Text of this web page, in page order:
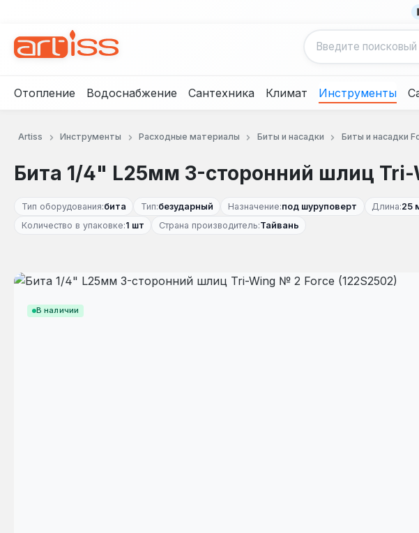
Отопление Водоснабжение Сантехника Климат Инструменты
Artiss Инструменты Расходные материалы Биты и насадки Биты и насадки
Бита 1/4" L25мм 3-сторонний шлиц
Тип оборудования:бита Тип:безударный Назначение:под шуруповерт Длина:25
Количество в упаковке:1 шт Страна производитель:Тайвань
В наличии
Пропустить галерею изображений